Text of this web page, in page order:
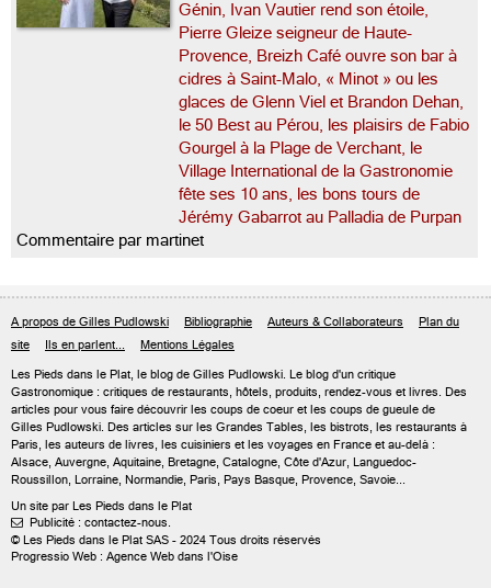
Génin, Ivan Vautier rend son étoile,
Pierre Gleize seigneur de Haute-
Provence, Breizh Café ouvre son bar à
cidres à Saint-Malo, « Minot » ou les
glaces de Glenn Viel et Brandon Dehan,
le 50 Best au Pérou, les plaisirs de Fabio
Gourgel à la Plage de Verchant, le
Village International de la Gastronomie
fête ses 10 ans, les bons tours de
Jérémy Gabarrot au Palladia de Purpan
Commentaire par martinet
A propos de Gilles Pudlowski Bibliographie Auteurs & Collaborateurs
Plan du
site
Ils en parlent... Mentions Légales
Les Pieds dans le Plat, le blog de Gilles Pudlowski. Le blog d'un critique
Gastronomique : critiques de restaurants, hôtels, produits, rendez-vous et livres. Des
articles pour vous faire découvrir les coups de coeur et les coups de gueule de
Gilles Pudlowski. Des articles sur les Grandes Tables, les bistrots, les restaurants à
Paris, les auteurs de livres, les cuisiniers et les voyages en France et au-delà :
Alsace, Auvergne, Aquitaine, Bretagne, Catalogne, Côte d'Azur, Languedoc-
Roussillon, Lorraine, Normandie, Paris, Pays Basque, Provence, Savoie...
Un site par Les Pieds dans le Plat
 Publicité : contactez-nous.
© Les Pieds dans le Plat SAS - 2024 Tous droits réservés
Progressio Web : Agence Web dans l'Oise